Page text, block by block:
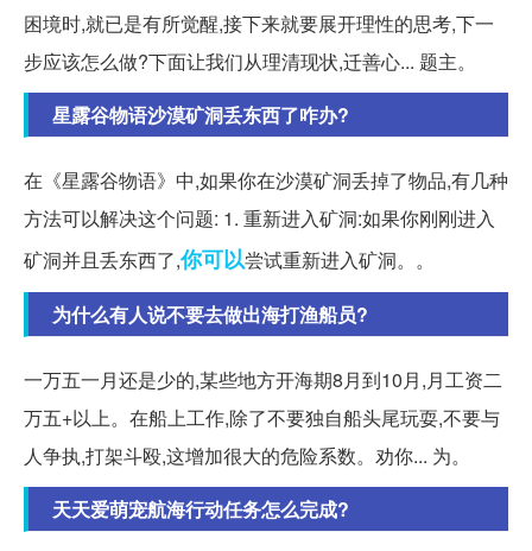
困境时,就已是有所觉醒,接下来就要展开理性的思考,下一
步应该怎么做?下面让我们从理清现状,迁善心... 题主。
星露谷物语沙漠矿洞丢东西了咋办?
在《星露谷物语》中,如果你在沙漠矿洞丢掉了物品,有几种
方法可以解决这个问题: 1. 重新进入矿洞:如果你刚刚进入
矿洞并且丢东西了,你可以尝试重新进入矿洞。。
为什么有人说不要去做出海打渔船员?
一万五一月还是少的,某些地方开海期8月到10月,月工资二
万五+以上。在船上工作,除了不要独自船头尾玩耍,不要与
人争执,打架斗殴,这增加很大的危险系数。劝你... 为。
天天爱萌宠航海行动任务怎么完成?